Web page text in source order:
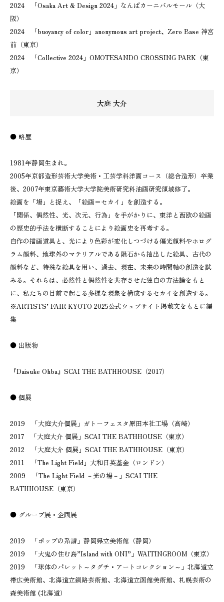
2024 「Osaka Art & Design 2024」なんばカーニバルモール（大
阪）
2024 「buoyancy of color」anonymous art project、Zero Base 神宮
前（東京）
2024 「Collective 2024」OMOTESANDO CROSSING PARK（東
京）
大庭 大介
● 略歴
1981年静岡生まれ。
2005年京都造形芸術大学美術・工芸学科洋画コース（総合造形）卒業
後、2007年東京藝術大学大学院美術研究科油画研究領域修了。
絵画を「場」と捉え、「絵画＝セカイ」を創造する。
「関係、偶然性、光、次元、行為」を手がかりに、東洋と西欧の絵画
の歴史的手法を横断することにより絵画史を再考する。
自作の描画道具と、光により色彩が変化しつづける偏光顔料やホログ
ラム顔料、地球外のマテリアルである隕石から抽出した絵具、古代の
顔料など、特殊な絵具を用い、過去、現在、未来の時間軸の創造を試
みる。それらは、必然性と偶然性を共存させた独自の方法論をもと
に、私たちの目前で起こる多様な現象を構成するセカイを創造する。
※ARTISTS’ FAIR KYOTO 2025公式ウェブサイト掲載文をもとに編
集
● 出版物
『Daisuke Ohba』SCAI THE BATHHOUSE（2017）
● 個展
2019 「大庭大介個展」ガトーフェスタ原田本社工場（高崎）
2017 「大庭大介 個展」SCAI THE BATHHOUSE（東京）
2012 「大庭大介 個展」SCAI THE BATHHOUSE（東京）
2011 「The Light Field」大和日英基金（ロンドン）
2009 「The Light Field －光の場－」SCAI THE
BATHHOUSE（東京）
● グループ展・企画展
2019 「ポップの系譜」静岡県立美術館（静岡）
2019 「大鬼の住む島”Island with ONI”」WAITINGROOM（東京）
2019 「球体のパレット～タグチ・アートコレクション～」北海道立
帯広美術館、北海道立釧路芸術館、北海道立函館美術館、札幌芸術の
森美術館 (北海道）